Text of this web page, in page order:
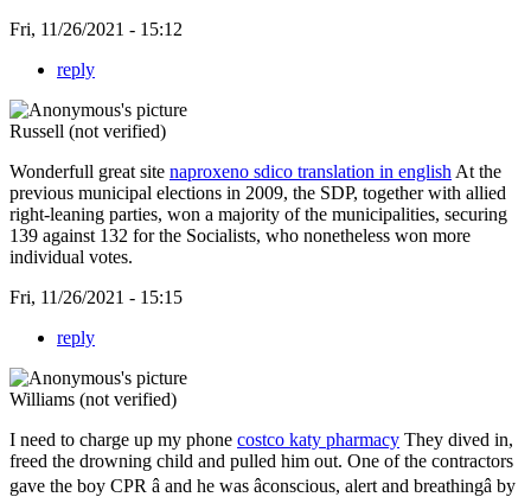
Fri, 11/26/2021 - 15:12
reply
Russell (not verified)
Wonderfull great site naproxeno sdico translation in english At the
previous municipal elections in 2009, the SDP, together with allied
right-leaning parties, won a majority of the municipalities, securing
139 against 132 for the Socialists, who nonetheless won more
individual votes.
Fri, 11/26/2021 - 15:15
reply
Williams (not verified)
I need to charge up my phone costco katy pharmacy They dived in,
freed the drowning child and pulled him out. One of the contractors
gave the boy CPR â and he was âconscious, alert and breathingâ by